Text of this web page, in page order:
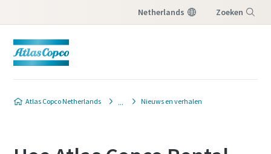
Netherlands Zoeken
Atlas Copco Netherlands Nieuws en verhalen